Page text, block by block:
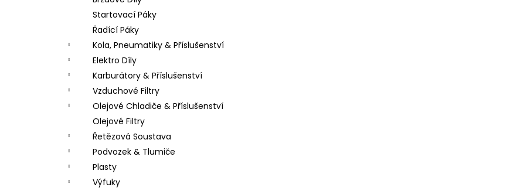
Startovací Páky
Řadící Páky
Kola, Pneumatiky & Příslušenství
Elektro Díly
Karburátory & Příslušenství
Vzduchové Filtry
Olejové Chladiče & Příslušenství
Olejové Filtry
Řetězová Soustava
Podvozek & Tlumiče
Plasty
Výfuky
LOŽISKO KOLA 6202 2RS STOMP,
DEMONX ,WPB